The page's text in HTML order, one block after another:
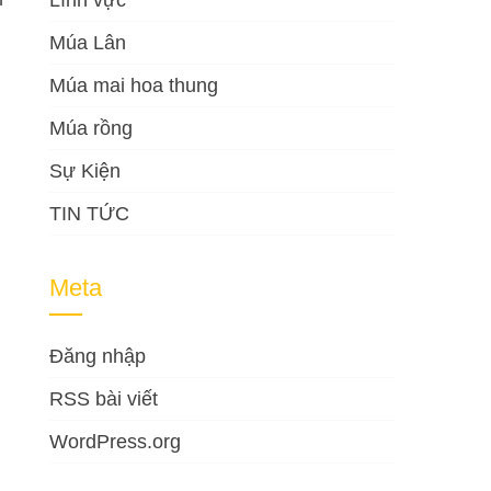
Múa Lân
Múa mai hoa thung
Múa rồng
Sự Kiện
TIN TỨC
Meta
Đăng nhập
RSS bài viết
WordPress.org